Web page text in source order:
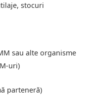
stocuri
sau alte organisme
uri)
parteneră)